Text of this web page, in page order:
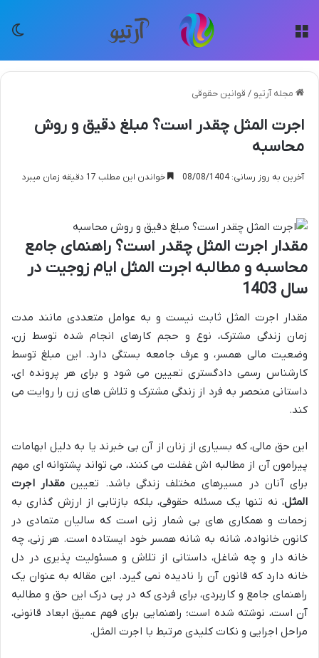
مجله آرتیو / قوانین حقوقی
اجرت المثل چقدر است؟ مبلغ دقیق و روش
محاسبه
آخرین به روز رسانی: 08/08/1404 خواندن این مطلب 17 دقیقه زمان میبرد
مقدار اجرت المثل چقدر است؟ راهنمای جامع
محاسبه و مطالبه اجرت المثل ایام زوجیت در
سال 1403
مقدار اجرت المثل ثابت نیست و به عوامل متعددی مانند مدت
زمان زندگی مشترک، نوع و حجم کارهای انجام شده توسط زن،
وضعیت مالی همسر، و عرف جامعه بستگی دارد. این مبلغ توسط
کارشناس رسمی دادگستری تعیین می شود و برای هر پرونده ای،
داستانی منحصر به فرد از زندگی مشترک و تلاش های زن را روایت می
کند.
این حق مالی، که بسیاری از زنان از آن بی خبرند یا به دلیل ابهامات
پیرامون آن از مطالبه اش غفلت می کنند، می تواند پشتوانه ای مهم
برای آنان در مسیرهای مختلف زندگی باشد. تعیین مقدار اجرت
المثل، نه تنها یک مسئله حقوقی، بلکه بازتابی از ارزش گذاری به
زحمات و همکاری های بی شمار زنی است که سالیان متمادی در
کانون خانواده، شانه به شانه همسر خود ایستاده است. هر زنی، چه
خانه دار و چه شاغل، داستانی از تلاش و مسئولیت پذیری در دل
خانه دارد که قانون آن را نادیده نمی گیرد. این مقاله به عنوان یک
راهنمای جامع و کاربردی، برای فردی که در پی درک این حق و مطالبه
آن است، نوشته شده است؛ راهنمایی برای فهم عمیق ابعاد قانونی،
مراحل اجرایی و نکات کلیدی مرتبط با اجرت المثل.